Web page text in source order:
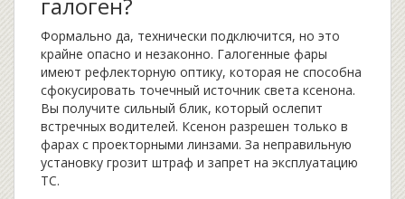
галоген?
Формально да, технически подключится, но это
крайне опасно и незаконно. Галогенные фары
имеют рефлекторную оптику, которая не способна
сфокусировать точечный источник света ксенона.
Вы получите сильный блик, который ослепит
встречных водителей. Ксенон разрешен только в
фарах с проекторными линзами. За неправильную
установку грозит штраф и запрет на эксплуатацию
ТС.